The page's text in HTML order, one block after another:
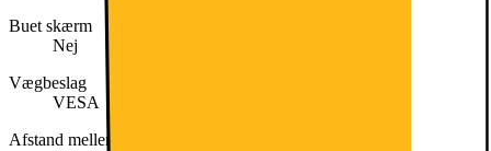
Buet skærm
Nej
Vægbeslag
VESA
Afstand mellem monteringshuller